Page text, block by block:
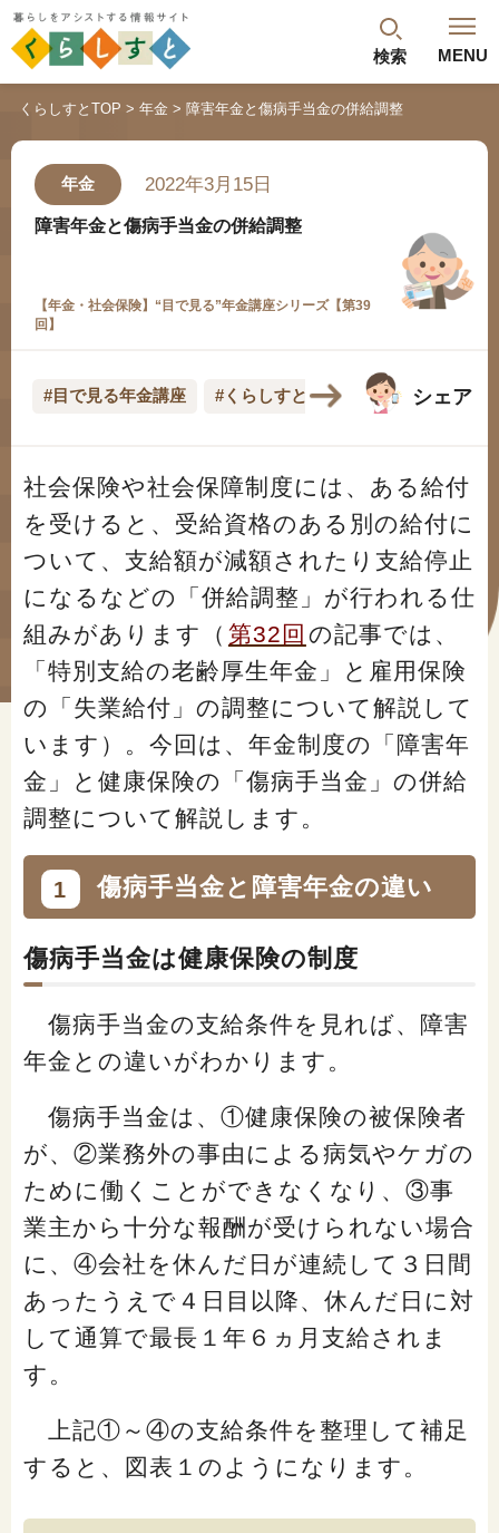
検索 MENU
閉じる
最新記事 閲覧履歴 ランキング
年金のよくあるご質問
#年金広報
#くらしすとEYE(年金)
#ねんきんAtoZ
#年金のこんなとき
#年金講座
「健康」に関する記事
「終活」に関する記事
「家計」に関する記事
くらしすとについて
協会事業案内
プライバシーポリシー（個人情報保護方針）
くらしすとTOP 年金 障害年金と傷病手当金の併給調整
年金 2022年3月15日
障害年金と傷病手当金の併給調整
【年金・社会保険】“目で見る”年金講座シリーズ【第39
回】
#目で見る年金講座 #くらしすとEYE(年金) シェア
社会保険や社会保障制度には、ある給付
を受けると、受給資格のある別の給付に
ついて、支給額が減額されたり支給停止
になるなどの「併給調整」が行われる仕
組みがあります（ 第32回 の記事では、
「特別支給の老齢厚生年金」と雇用保険
の「失業給付」の調整について解説して
います）。今回は、年金制度の「障害年
金」と健康保険の「傷病手当金」の併給
調整について解説します。
1 傷病手当金と障害年金の違い
傷病手当金は健康保険の制度
傷病手当金の支給条件を見れば、障害
年金との違いがわかります。
傷病手当金は、①健康保険の被保険者
が、②業務外の事由による病気やケガの
ために働くことができなくなり、③事
業主から十分な報酬が受けられない場合
に、④会社を休んだ日が連続して３日間
あったうえで４日目以降、休んだ日に対
して通算で最長１年６ヵ月支給されま
す。
上記①～④の支給条件を整理して補足
すると、図表１のようになります。